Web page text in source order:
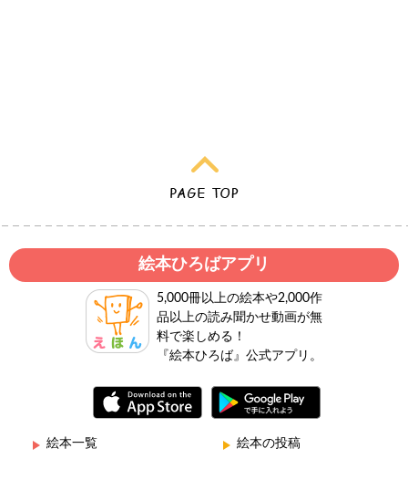
絵本ひろばアプリ
5,000冊以上の絵本や2,000作
品以上の読み聞かせ動画が無
料で楽しめる！
『絵本ひろば』公式アプリ。
絵本一覧 絵本の投稿